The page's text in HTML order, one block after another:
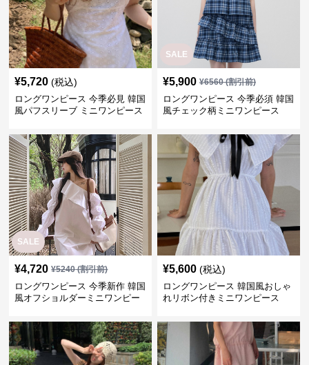
¥5,720 (税込)
ロングワンピース 今季必見 韓国
風パフスリーブ ミニワンピース
SALE
¥5,900 ¥6560(割引前)
ロングワンピース 今季必須 韓国
風チェック柄ミニワンピース
SALE
¥4,720 ¥5240(割引前)
ロングワンピース 今季新作 韓国
風オフショルダーミニワンピー
¥5,600 (税込)
ロングワンピース 韓国風おしゃ
れリボン付きミニワンピース